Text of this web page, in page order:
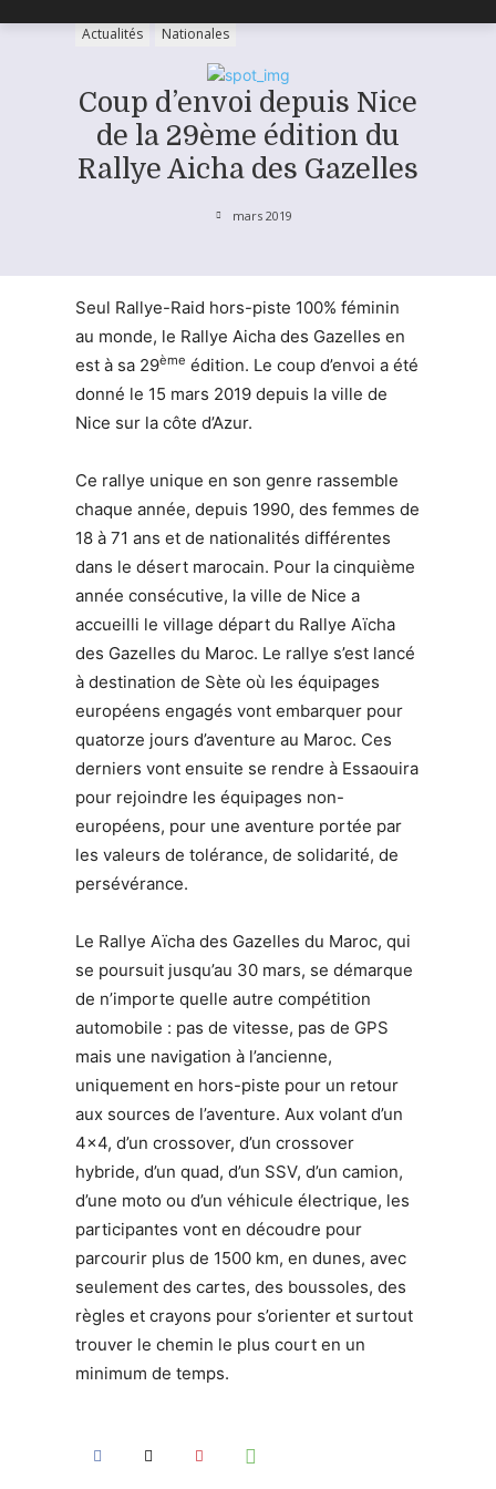
Actualités Nationales
Coup d’envoi depuis Nice
de la 29ème édition du
Rallye Aicha des Gazelles
mars 2019
Seul Rallye-Raid hors-piste 100% féminin
au monde, le Rallye Aicha des Gazelles en
est à sa 29ème édition. Le coup d’envoi a été
donné le 15 mars 2019 depuis la ville de
Nice sur la côte d’Azur.
Ce rallye unique en son genre rassemble
chaque année, depuis 1990, des femmes de
18 à 71 ans et de nationalités différentes
dans le désert marocain. Pour la cinquième
année consécutive, la ville de Nice a
accueilli le village départ du Rallye Aïcha
des Gazelles du Maroc. Le rallye s’est lancé
à destination de Sète où les équipages
européens engagés vont embarquer pour
quatorze jours d’aventure au Maroc. Ces
derniers vont ensuite se rendre à Essaouira
pour rejoindre les équipages non-
européens, pour une aventure portée par
les valeurs de tolérance, de solidarité, de
persévérance.
Le Rallye Aïcha des Gazelles du Maroc, qui
se poursuit jusqu’au 30 mars, se démarque
de n’importe quelle autre compétition
automobile : pas de vitesse, pas de GPS
mais une navigation à l’ancienne,
uniquement en hors-piste pour un retour
aux sources de l’aventure. Aux volant d’un
4×4, d’un crossover, d’un crossover
hybride, d’un quad, d’un SSV, d’un camion,
d’une moto ou d’un véhicule électrique, les
participantes vont en découdre pour
parcourir plus de 1500 km, en dunes, avec
seulement des cartes, des boussoles, des
règles et crayons pour s’orienter et surtout
trouver le chemin le plus court en un
minimum de temps.